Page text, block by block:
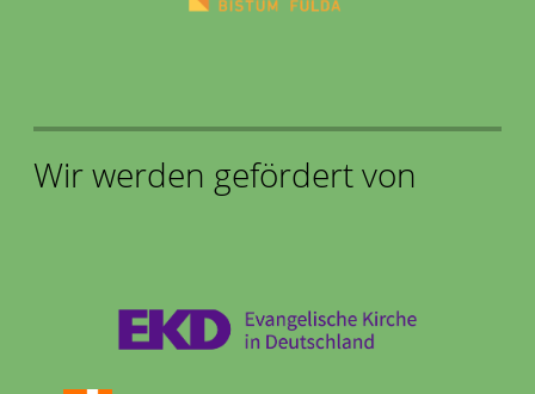
Wir werden gefördert von